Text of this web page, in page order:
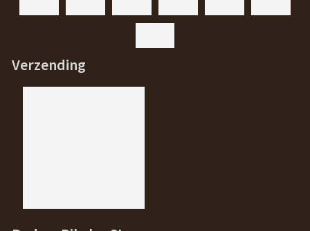
Verzending